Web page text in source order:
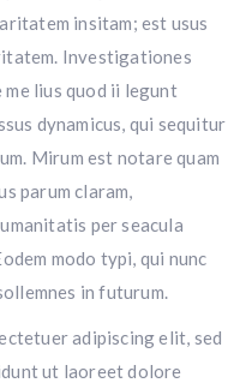
insitam; est usus
Investigationes
lius quod ii legunt
dynamicus, qui sequitur
Mirum est notare quam
parum claram,
per seacula
modo typi, qui nunc
in futurum.
adipiscing elit, sed
ut laoreet dolore